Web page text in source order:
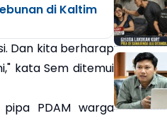
di Kaltim
Dan kita berharap
kata Sem ditemui
PDAM warga